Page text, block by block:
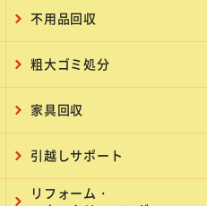
不用品回収
粗大ゴミ処分
家具回収
引越しサポート
リフォーム・